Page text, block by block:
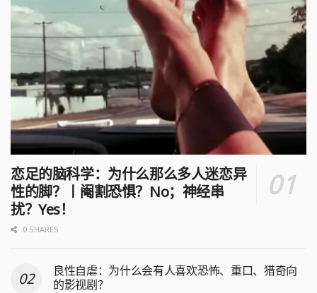
恋足的脑科学：为什么那么多人迷恋异
性的脚？丨阉割恐惧？No；神经串
扰？Yes！
0 SHARES
良性自虐：为什么会有人喜欢恐怖、重口、猎奇向
的影视剧？